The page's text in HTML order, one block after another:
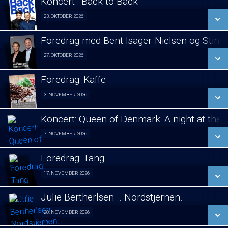
LÆS MERE
23. OKTOBER 2026
LÆS MERE
Foredrag med Bent Isager-Nielsen og
27. OKTOBER 2026Foredrag aften 27/10
LÆS MERE
Foredrag: Kaffe
3. NOVEMBER 2026Foredrag fra Århus 03/11
LÆS MERE
Koncert: Queen of Denmark: A night at the
7. NOVEMBER 2026
SE ALLE DAGE
LÆS MERE
Foredrag: Tang
17. NOVEMBER 2026Foredrag fra Århus 17/11
SE ALLE DAGE
Julie Bertherlsen .. Nordstjernen.
20. NOVEMBER 2026Jule koncert. 20/11